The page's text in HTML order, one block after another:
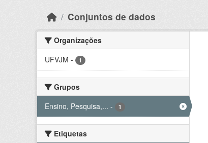
Conjuntos de dados
Organizações
UFVJM - 1
Grupos
Ensino, Pesquisa,... - 1
Etiquetas